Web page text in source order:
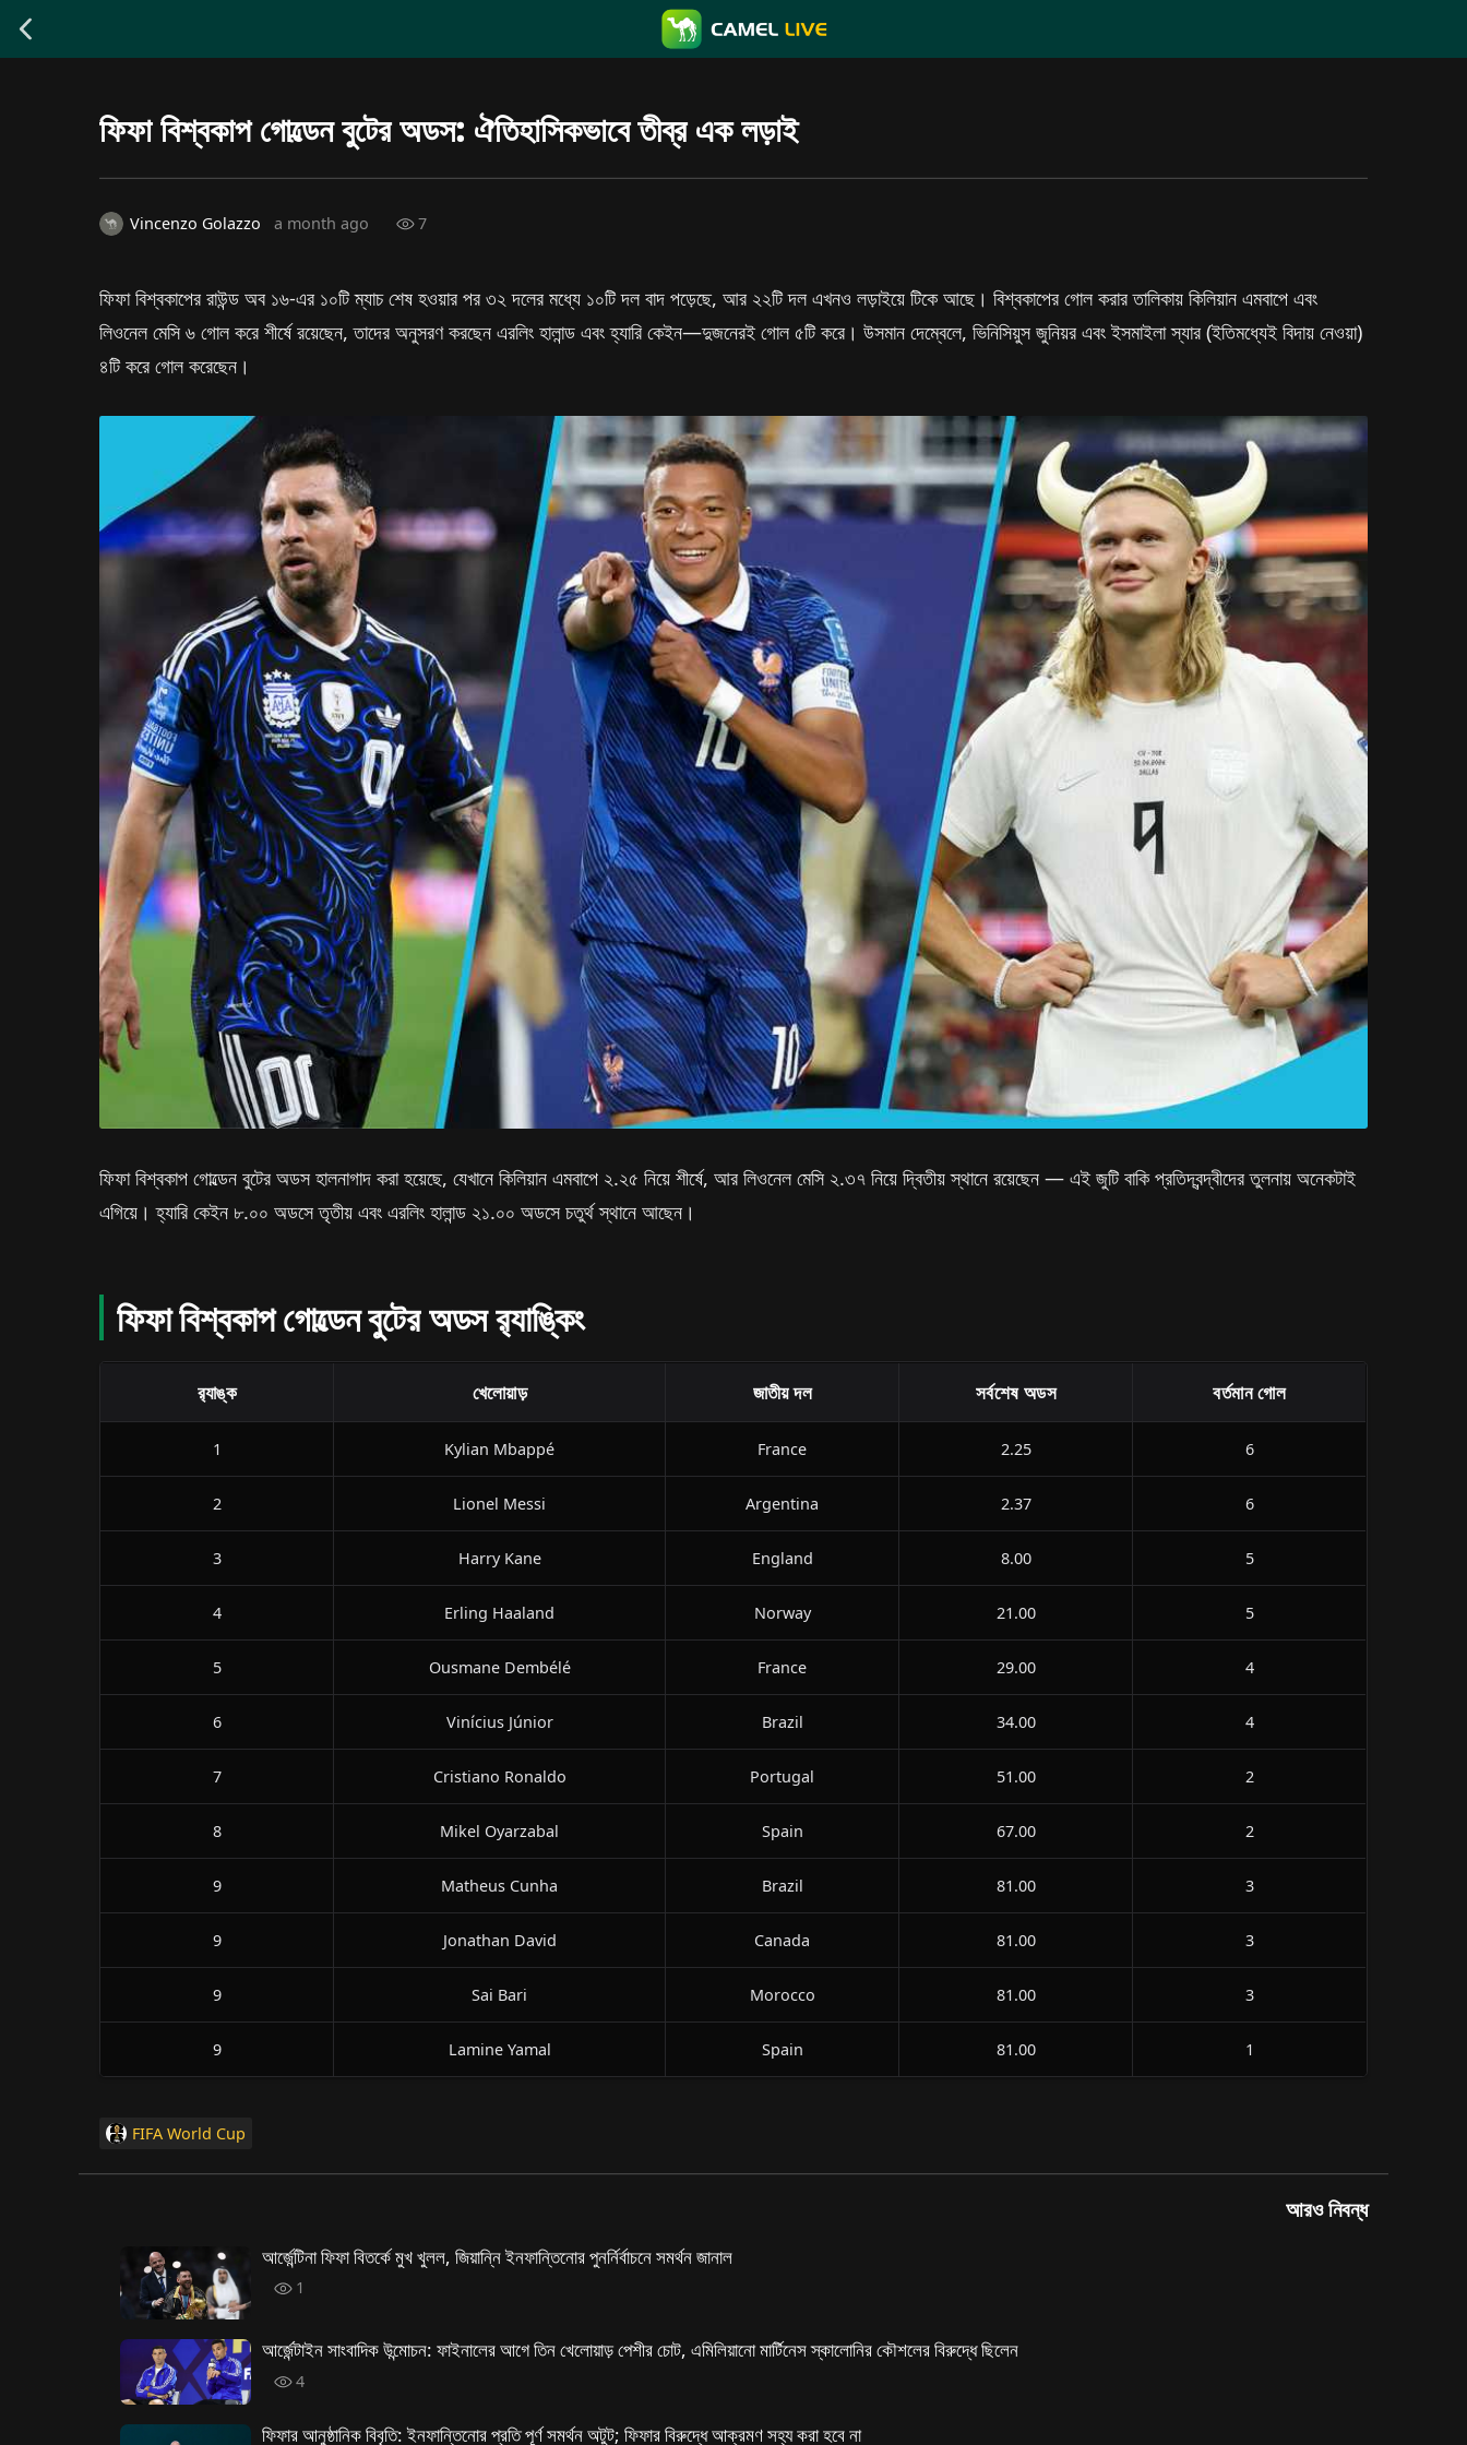
ফিফা বিশ্বকাপ গোল্ডেন বুটের অডস: ঐতিহাসিকভাবে তীব্র এক লড়াই
Vincenzo Golazzo a month ago 7
ফিফা বিশ্বকাপের রাউন্ড অব ১৬-এর ১০টি ম্যাচ শেষ হওয়ার পর ৩২ দলের মধ্যে ১০টি দল বাদ পড়েছে, আর ২২টি দল এখনও লড়াইয়ে টিকে আছে। বিশ্বকাপের গোল করার তালিকায় কিলিয়ান এমবাপে এবং
লিওনেল মেসি ৬ গোল করে শীর্ষে রয়েছেন, তাদের অনুসরণ করছেন এরলিং হালান্ড এবং হ্যারি কেইন—দুজনেরই গোল ৫টি করে। উসমান দেম্বেলে, ভিনিসিয়ুস জুনিয়র এবং ইসমাইলা স্যার (ইতিমধ্যেই বিদায় নেওয়া)
৪টি করে গোল করেছেন।
ফিফা বিশ্বকাপ গোল্ডেন বুটের অডস হালনাগাদ করা হয়েছে, যেখানে কিলিয়ান এমবাপে ২.২৫ নিয়ে শীর্ষে, আর লিওনেল মেসি ২.৩৭ নিয়ে দ্বিতীয় স্থানে রয়েছেন — এই জুটি বাকি প্রতিদ্বন্দ্বীদের তুলনায় অনেকটাই
এগিয়ে। হ্যারি কেইন ৮.০০ অডসে তৃতীয় এবং এরলিং হালান্ড ২১.০০ অডসে চতুর্থ স্থানে আছেন।
ফিফা বিশ্বকাপ গোল্ডেন বুটের অডস র‍্যাঙ্কিং
র‍্যাঙ্ক খেলোয়াড় জাতীয় দল সর্বশেষ অডস বর্তমান গোল
1 Kylian Mbappé France 2.25 6
2 Lionel Messi Argentina 2.37 6
3 Harry Kane England 8.00 5
4 Erling Haaland Norway 21.00 5
5 Ousmane Dembélé France 29.00 4
6 Vinícius Júnior Brazil 34.00 4
7 Cristiano Ronaldo Portugal 51.00 2
8 Mikel Oyarzabal Spain 67.00 2
9 Matheus Cunha Brazil 81.00 3
9 Jonathan David Canada 81.00 3
9 Sai Bari Morocco 81.00 3
9 Lamine Yamal Spain 81.00 1
FIFA World Cup
আরও নিবন্ধ
আর্জেন্টিনা ফিফা বিতর্কে মুখ খুলল, জিয়ান্নি ইনফান্তিনোর পুনর্নির্বাচনে সমর্থন জানাল
1
আর্জেন্টাইন সাংবাদিক উন্মোচন: ফাইনালের আগে তিন খেলোয়াড় পেশীর চোট, এমিলিয়ানো মার্টিনেস স্কালোনির কৌশলের বিরুদ্ধে ছিলেন
4
ফিফার আনুষ্ঠানিক বিবৃতি: ইনফান্তিনোর প্রতি পূর্ণ সমর্থন অটুট; ফিফার বিরুদ্ধে আক্রমণ সহ্য করা হবে না